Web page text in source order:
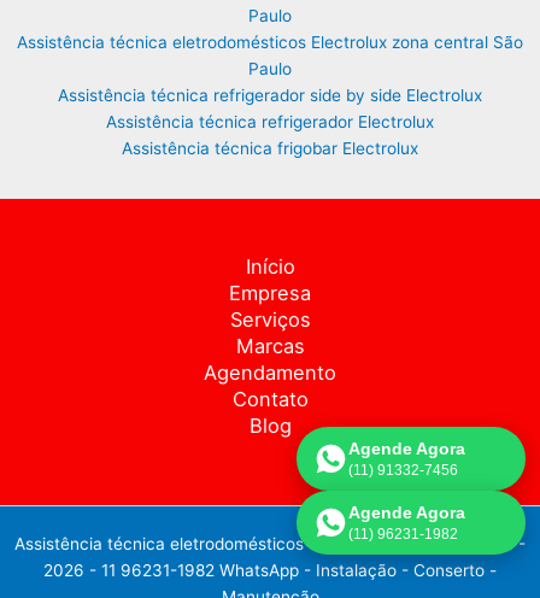
Paulo
Assistência técnica eletrodomésticos Electrolux zona central São
Paulo
Assistência técnica refrigerador side by side Electrolux
Assistência técnica refrigerador Electrolux
Assistência técnica frigobar Electrolux
Início
Empresa
Serviços
Marcas
Agendamento
Contato
Blog
Assistência técnica eletrodomésticos em São Paulo - SP. - 2018 -
2026 - 11 96231-1982 WhatsApp - Instalação - Conserto -
Agende Agora
(11) 91332-7456
Agende Agora
(11) 96231-1982